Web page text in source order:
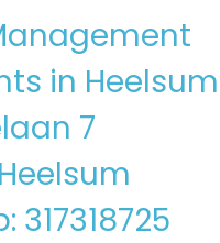
in Heelsum
7
317318725